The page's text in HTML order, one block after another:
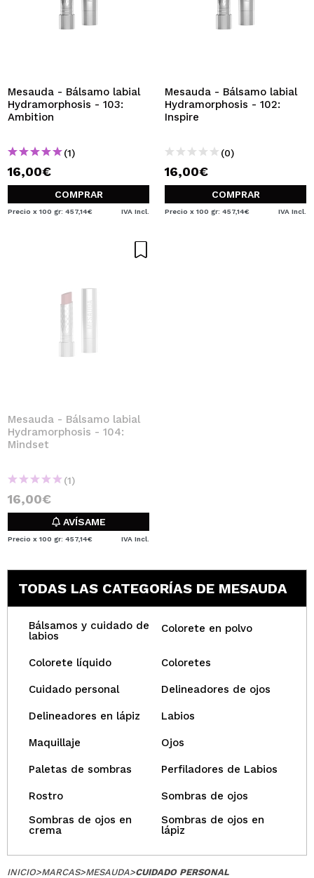
Mesauda - Bálsamo labial
Hydramorphosis - 103:
Ambition
(1)
16,00€
COMPRAR
Precio x 100 gr: 457,14€ IVA Incl.
Mesauda - Bálsamo labial
Hydramorphosis - 102:
Inspire
(0)
16,00€
COMPRAR
Precio x 100 gr: 457,14€ IVA Incl.
Mesauda - Bálsamo labial
Hydramorphosis - 104:
Mindset
(1)
16,00€
AVÍSAME
Precio x 100 gr: 457,14€ IVA Incl.
TODAS LAS CATEGORÍAS DE MESAUDA
Bálsamos y cuidado de
labios
Colorete en polvo
Colorete líquido Coloretes
Cuidado personal Delineadores de ojos
Delineadores en lápiz Labios
Maquillaje Ojos
Paletas de sombras Perfiladores de Labios
Rostro
Sombras de ojos
Sombras de ojos en
crema
Sombras de ojos en
lápiz
INICIO>MARCAS>MESAUDA>CUIDADO PERSONAL